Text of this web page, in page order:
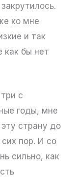
ко мне
и так
как бы нет
с
годы, мне
страну до
пор. И со
сильно, как